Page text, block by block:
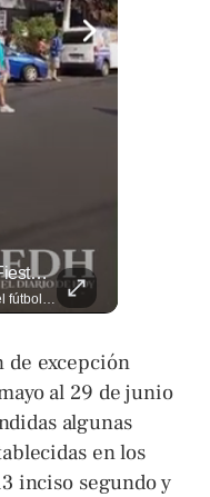
🔥⚽🏟️ Así Se Vive La Fiesta Del Fútbol Salvadoreño: La Pasión De Tigrillos Y Aguiluchos Ya Enciende El Ambiente Previo A La Gran Final Entre...
🔥⚽🏟️ Así se vive la fiesta del fútbol salvadoreño: la pasión de tigrillos y aguiluchos ya enciende el ambiente previo a la gran final entre FAS y Águila en el Estadio Jorge “Mágico” González. Más detalles en➡️eldiariodehoy.com #Deportes #Fas #Aguila #Finalfutbolsalvadoreño
de excepción
al 29 de junio
algunas
en los
inciso segundo y